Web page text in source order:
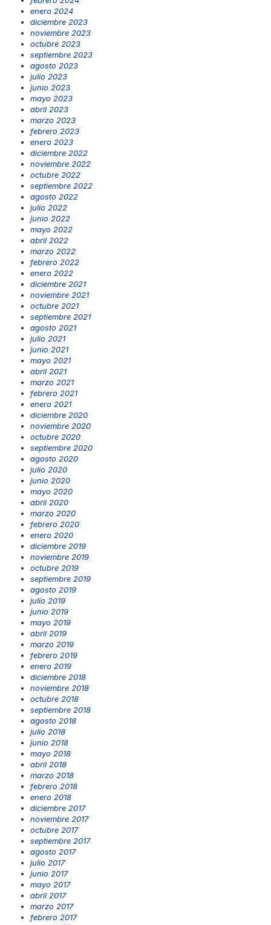
enero 2024
diciembre 2023
noviembre 2023
octubre 2023
septiembre 2023
agosto 2023
julio 2023
junio 2023
mayo 2023
abril 2023
marzo 2023
febrero 2023
enero 2023
diciembre 2022
noviembre 2022
octubre 2022
septiembre 2022
agosto 2022
julio 2022
junio 2022
mayo 2022
abril 2022
marzo 2022
febrero 2022
enero 2022
diciembre 2021
noviembre 2021
octubre 2021
septiembre 2021
agosto 2021
julio 2021
junio 2021
mayo 2021
abril 2021
marzo 2021
febrero 2021
enero 2021
diciembre 2020
noviembre 2020
octubre 2020
septiembre 2020
agosto 2020
julio 2020
junio 2020
mayo 2020
abril 2020
marzo 2020
febrero 2020
enero 2020
diciembre 2019
noviembre 2019
octubre 2019
septiembre 2019
agosto 2019
julio 2019
junio 2019
mayo 2019
abril 2019
marzo 2019
febrero 2019
enero 2019
diciembre 2018
noviembre 2018
octubre 2018
septiembre 2018
agosto 2018
julio 2018
junio 2018
mayo 2018
abril 2018
marzo 2018
febrero 2018
enero 2018
diciembre 2017
noviembre 2017
octubre 2017
septiembre 2017
agosto 2017
julio 2017
junio 2017
mayo 2017
abril 2017
marzo 2017
febrero 2017